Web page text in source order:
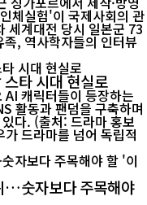
체실험'이 국제사회의 관
세계대전 당시 일본군 73
, 역사학자들의 인터뷰
타 시대 현실로
캐릭터들이 등장하는
활동과 팬덤을 구축하며
다. (출처: 드라마 홍보
…숫자보다 주목해야